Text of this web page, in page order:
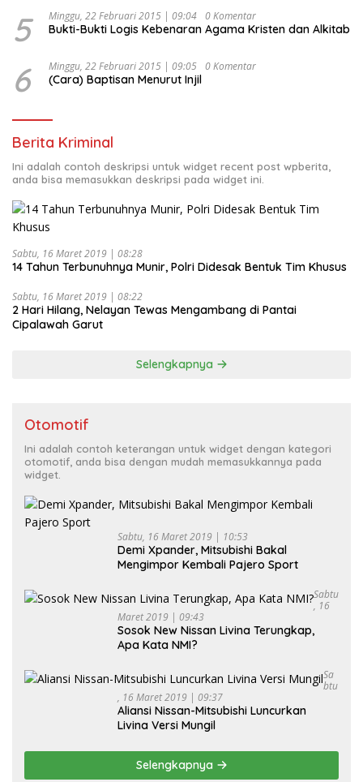
5 Minggu, 22 Februari 2015 | 09:04 0 Komentar
Bukti-Bukti Logis Kebenaran Agama Kristen dan Alkitab
6 Minggu, 22 Februari 2015 | 09:05 0 Komentar
(Cara) Baptisan Menurut Injil
Berita Kriminal
Ini adalah contoh deskripsi untuk widget recent post wpberita,
anda bisa memasukkan deskripsi pada widget ini.
Sabtu, 16 Maret 2019 | 08:28
14 Tahun Terbunuhnya Munir, Polri Didesak Bentuk Tim Khusus
Sabtu, 16 Maret 2019 | 08:22
2 Hari Hilang, Nelayan Tewas Mengambang di Pantai
Cipalawah Garut
Selengkapnya
Otomotif
Ini adalah contoh keterangan untuk widget dengan kategori
otomotif, anda bisa dengan mudah memasukkannya pada
widget.
Sabtu, 16 Maret 2019 | 10:53
Demi Xpander, Mitsubishi Bakal
Mengimpor Kembali Pajero Sport
Sabtu
, 16
Maret 2019 | 09:43
Sosok New Nissan Livina Terungkap,
Apa Kata NMI?
Sa
Btu
, 16 Maret 2019 | 09:37
Aliansi Nissan-Mitsubishi Luncurkan
Livina Versi Mungil
Selengkapnya